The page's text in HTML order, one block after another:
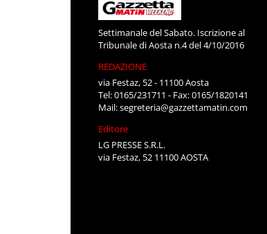
Settimanale del Sabato. Iscrizione al
Tribunale di Aosta n.4 del 4/10/2016
REDAZIONE
via Festaz, 52 - 11100 Aosta
Tel: 0165/231711 - Fax: 0165/1820141
Mail:segreteria@gazzettamatin.com
Editore
LG PRESSE S.R.L.
via Festaz, 52 11100 AOSTA